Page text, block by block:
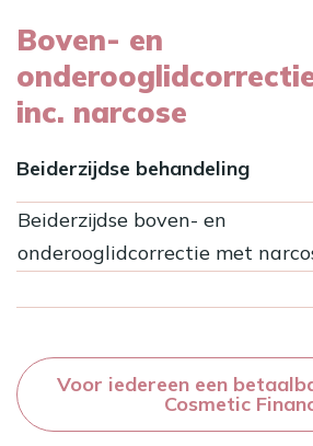
Boven- en
inc. narcose
Beiderzijdse behandeling
Beiderzijdse boven- en
onderooglidcorrectie met
Voor iedereen een
Cosmetic